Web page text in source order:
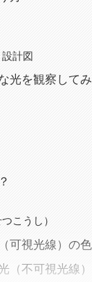
計図
光を観察してみ
こうし）
可視光線）の
（不可視光線）